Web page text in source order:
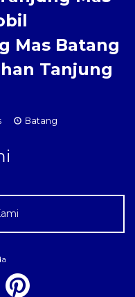
Mas Batang
Tanjung
Batang